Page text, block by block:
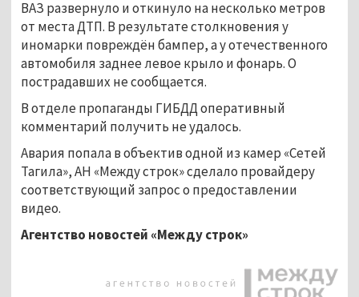
ВАЗ развернуло и откинуло на несколько метров
от места ДТП. В результате столкновения у
иномарки повреждён бампер, а у отечественного
автомобиля заднее левое крыло и фонарь. О
пострадавших не сообщается.
В отделе пропаганды ГИБДД оперативный
комментарий получить не удалось.
Авария попала в объектив одной из камер «Сетей
Тагила», АН «Между строк» сделало провайдеру
соответствующий запрос о предоставлении
видео.
Агентство новостей «Между строк»